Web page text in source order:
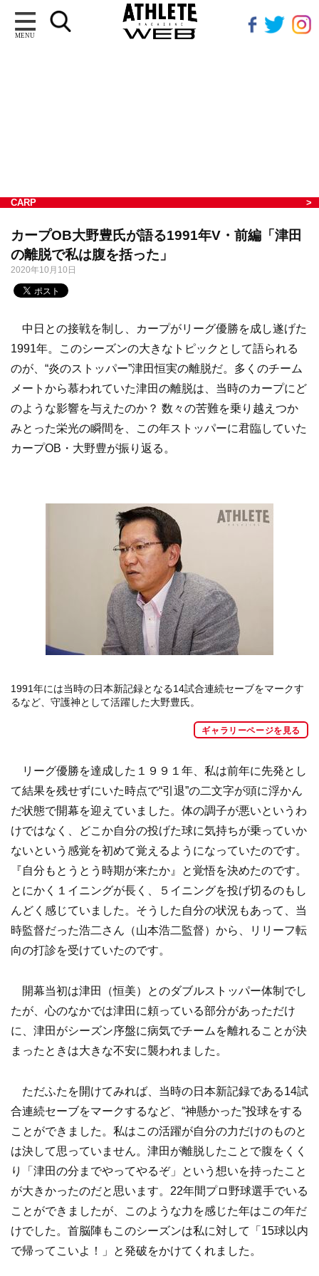
MENU
CARP
カープOB大野豊氏が語る1991年V・前編「津田
の離脱で私は腹を括った」
2020年10月10日
中日との接戦を制し、カープがリーグ優勝を成し遂げた
1991年。このシーズンの大きなトピックとして語られる
のが、“炎のストッパー”津田恒実の離脱だ。多くのチーム
メートから慕われていた津田の離脱は、当時のカープにど
のような影響を与えたのか？ 数々の苦難を乗り越えつか
みとった栄光の瞬間を、この年ストッパーに君臨していた
カープOB・大野豊が振り返る。
1991年には当時の日本新記録となる14試合連続セーブをマークす
るなど、守護神として活躍した大野豊氏。
ギャラリーページを見る
リーグ優勝を達成した１９９１年、私は前年に先発とし
て結果を残せずにいた時点で“引退”の二文字が頭に浮かん
だ状態で開幕を迎えていました。体の調子が悪いというわ
けではなく、どこか自分の投げた球に気持ちが乗っていか
ないという感覚を初めて覚えるようになっていたのです。
『自分もとうとう時期が来たか』と覚悟を決めたのです。
とにかく１イニングが長く、５イニングを投げ切るのもし
んどく感じていました。そうした自分の状況もあって、当
時監督だった浩二さん（山本浩二監督）から、リリーフ転
向の打診を受けていたのです。
開幕当初は津田（恒美）とのダブルストッパー体制でし
たが、心のなかでは津田に頼っている部分があっただけ
に、津田がシーズン序盤に病気でチームを離れることが決
まったときは大きな不安に襲われました。
ただふたを開けてみれば、当時の日本新記録である14試
合連続セーブをマークするなど、“神懸かった”投球をする
ことができました。私はこの活躍が自分の力だけのものと
は決して思っていません。津田が離脱したことで腹をくく
り「津田の分までやってやるぞ」という想いを持ったこと
が大きかったのだと思います。22年間プロ野球選手でいる
ことができましたが、このような力を感じた年はこの年だ
けでした。首脳陣もこのシーズンは私に対して「15球以内
で帰ってこいよ！」と発破をかけてくれました。